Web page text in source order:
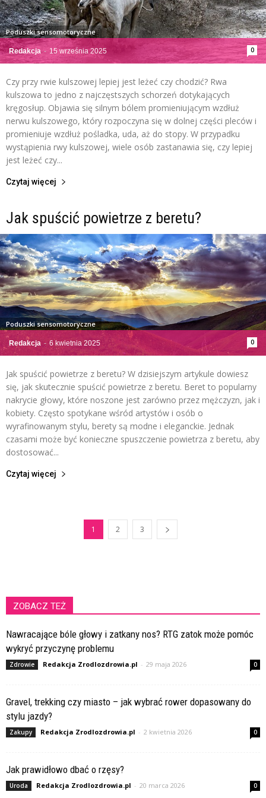
Redakcja - 15 września 2025 0
Poduszki sensomotoryczne
Czy przy rwie kulszowej lepiej jest leżeć czy chodzić? Rwa
kulszowa to jedno z najczęstszych schorzeń dotykających
kręgosłup. Objawia się silnym bólem promieniującym wzdłuż
nerwu kulszowego, który rozpoczyna się w dolnej części pleców i
promieniuje wzdłuż pośladka, uda, aż do stopy. W przypadku
wystąpienia rwy kulszowej, wiele osób zastanawia się, czy lepiej
jest leżeć czy...
Czytaj więcej
Jak spuścić powietrze z beretu?
Redakcja - 6 kwietnia 2025 0
Poduszki sensomotoryczne
Jak spuścić powietrze z beretu? W dzisiejszym artykule dowiesz
się, jak skutecznie spuścić powietrze z beretu. Beret to popularny
nakrycie głowy, które noszone jest zarówno przez mężczyzn, jak i
kobiety. Często spotykane wśród artystów i osób o
wyrafinowanym stylu, berety są modne i eleganckie. Jednak
czasami może być konieczne spuszczenie powietrza z beretu, aby
dostosować...
Czytaj więcej
1 2 3
ZOBACZ TEŻ
Nawracające bóle głowy i zatkany nos? RTG zatok może pomóc
wykryć przyczynę problemu
Zdrowie Redakcja Zrodlozdrowia.pl - 29 maja 2026 0
Gravel, trekking czy miasto – jak wybrać rower dopasowany do
stylu jazdy?
Zakupy Redakcja Zrodlozdrowia.pl - 2 kwietnia 2026 0
Jak prawidłowo dbać o rzęsy?
Uroda Redakcja Zrodlozdrowia.pl - 20 marca 2026 0